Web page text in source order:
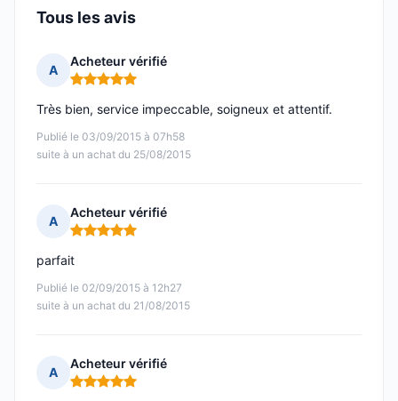
Tous les avis
A
Acheteur vérifié
Note : 5 sur 5
Publié le 03/09/2015 à 07h58
suite à un achat du 25/08/2015
Très bien, service impeccable, soigneux et attentif.
A
Acheteur vérifié
Note : 5 sur 5
Publié le 02/09/2015 à 12h27
suite à un achat du 21/08/2015
parfait
A
Acheteur vérifié
Note : 5 sur 5